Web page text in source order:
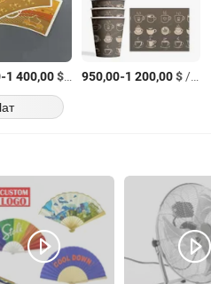
-1 400,00$/Тонн.
950,00-1 200,00$/Тонн.